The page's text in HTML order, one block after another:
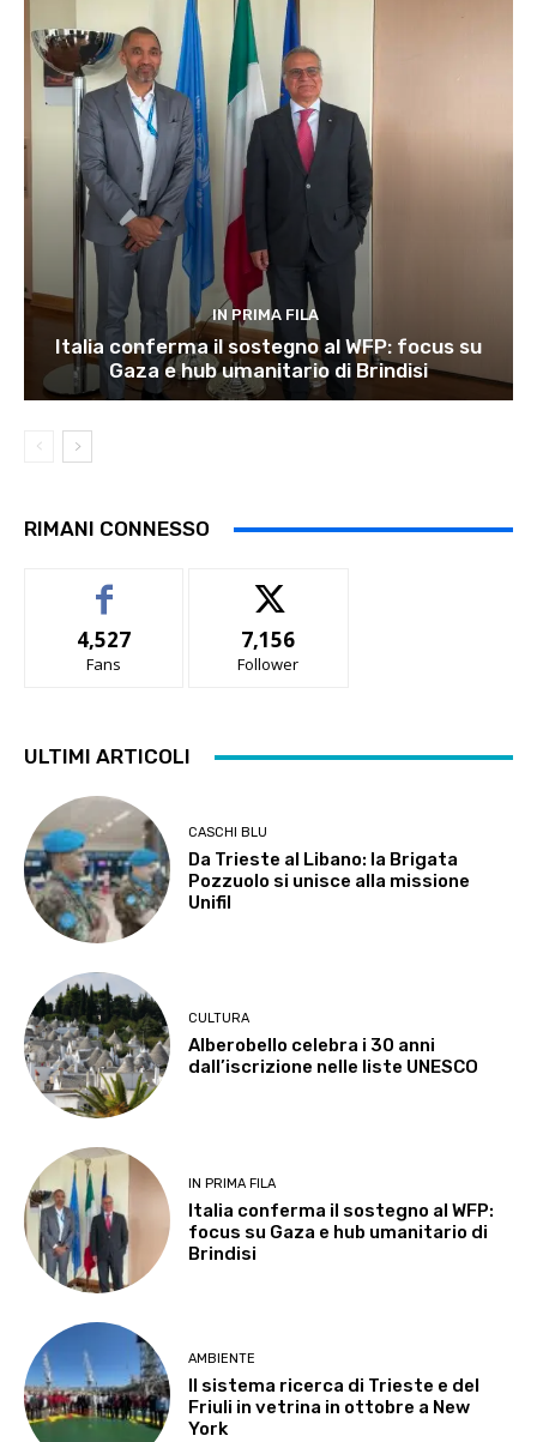
IN PRIMA FILA
Italia conferma il sostegno al WFP: focus su
Gaza e hub umanitario di Brindisi
RIMANI CONNESSO
4,527
Fans
7,156
Follower
ULTIMI ARTICOLI
CASCHI BLU
Da Trieste al Libano: la Brigata
Pozzuolo si unisce alla missione
Unifil
CULTURA
Alberobello celebra i 30 anni
dall’iscrizione nelle liste UNESCO
IN PRIMA FILA
Italia conferma il sostegno al WFP:
focus su Gaza e hub umanitario di
Brindisi
AMBIENTE
Il sistema ricerca di Trieste e del
Friuli in vetrina in ottobre a New
York